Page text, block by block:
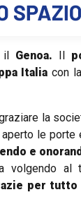
il Genoa.
Italia con
la
le
e
volgendo
per tutto